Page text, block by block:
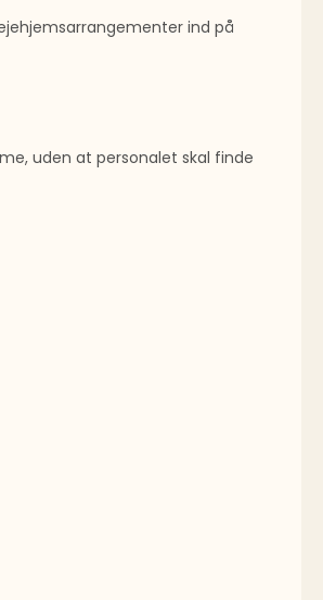
ind på
uden at personalet skal finde